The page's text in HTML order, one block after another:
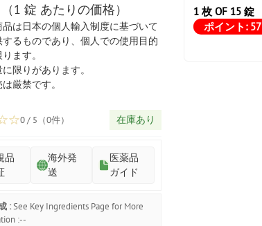
（1 錠 あたりの価格）
品は日本の個人輸入制度に基づいて
するものであり、個人での使用目的
ます。
限りがあります。
厳禁です。
☆0 / 5（0件） 在庫あり
品
海外発
送
医薬品
ガイド
: See Key Ingredients Page for More
:--
1 枚 OF 15 錠
ポイント: 57